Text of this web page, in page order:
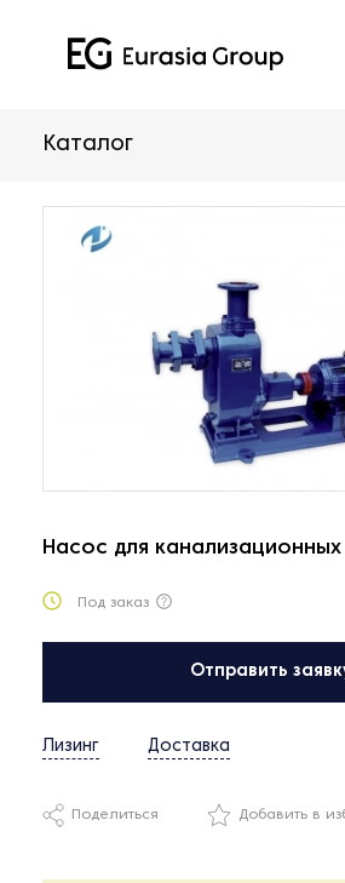
Каталог
Насос для канализационных
Под заказ
Отправить
Лизинг Доставка
Поделиться Добавить в